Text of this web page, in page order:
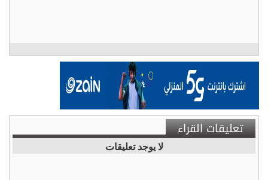
تعليقات القراء
لا يوجد تعليقات